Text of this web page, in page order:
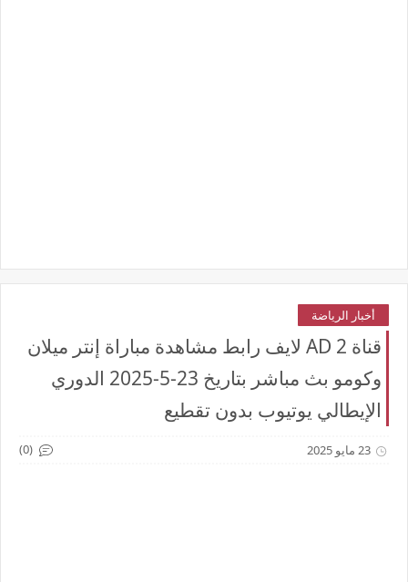
أخبار الرياضة
قناة AD 2 لايف رابط مشاهدة مباراة إنتر ميلان
وكومو بث مباشر بتاريخ 23-5-2025 الدوري
الإيطالي يوتيوب بدون تقطيع
23 مايو 2025 (0)